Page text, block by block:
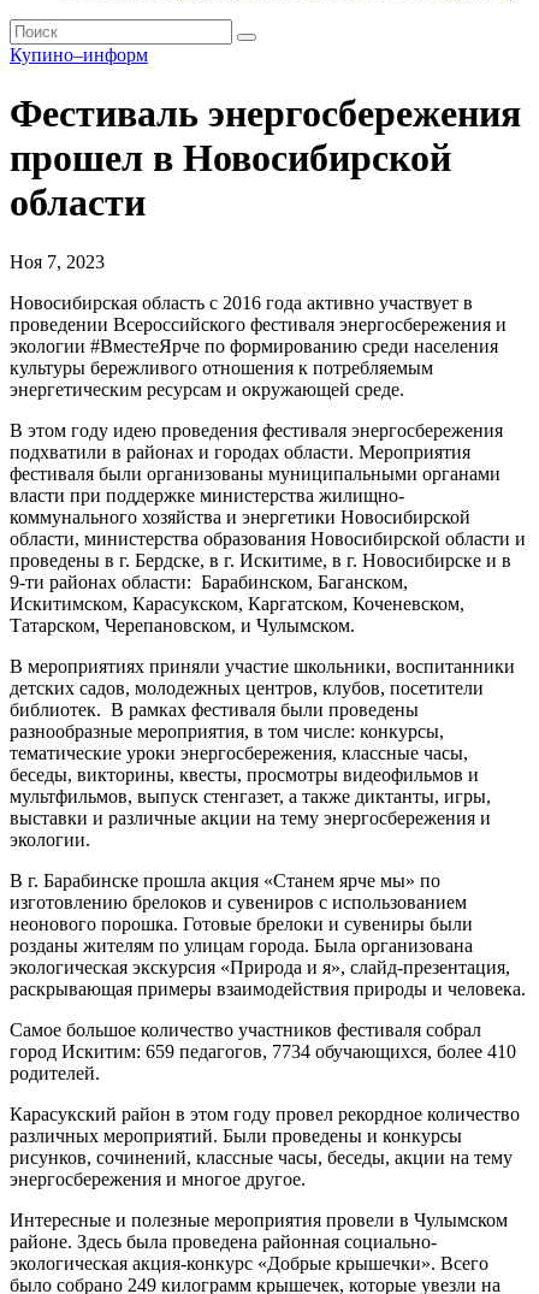
Купино–информ
Фестиваль энергосбережения
прошел в Новосибирской
области
Ноя 7, 2023
Новосибирская область с 2016 года активно участвует в
проведении Всероссийского фестиваля энергосбережения и
экологии #ВместеЯрче по формированию среди населения
культуры бережливого отношения к потребляемым
энергетическим ресурсам и окружающей среде.
В этом году идею проведения фестиваля энергосбережения
подхватили в районах и городах области. Мероприятия
фестиваля были организованы муниципальными органами
власти при поддержке министерства жилищно-
коммунального хозяйства и энергетики Новосибирской
области, министерства образования Новосибирской области и
проведены в г. Бердске, в г. Искитиме, в г. Новосибирске и в
9-ти районах области: Барабинском, Баганском,
Искитимском, Карасукском, Каргатском, Коченевском,
Татарском, Черепановском, и Чулымском.
В мероприятиях приняли участие школьники, воспитанники
детских садов, молодежных центров, клубов, посетители
библиотек. В рамках фестиваля были проведены
разнообразные мероприятия, в том числе: конкурсы,
тематические уроки энергосбережения, классные часы,
беседы, викторины, квесты, просмотры видеофильмов и
мультфильмов, выпуск стенгазет, а также диктанты, игры,
выставки и различные акции на тему энергосбережения и
экологии.
В г. Барабинске прошла акция «Станем ярче мы» по
изготовлению брелоков и сувениров с использованием
неонового порошка. Готовые брелоки и сувениры были
розданы жителям по улицам города. Была организована
экологическая экскурсия «Природа и я», слайд-презентация,
раскрывающая примеры взаимодействия природы и человека.
Самое большое количество участников фестиваля собрал
город Искитим: 659 педагогов, 7734 обучающихся, более 410
родителей.
Карасукский район в этом году провел рекордное количество
различных мероприятий. Были проведены и конкурсы
рисунков, сочинений, классные часы, беседы, акции на тему
энергосбережения и многое другое.
Интересные и полезные мероприятия провели в Чулымском
районе. Здесь была проведена районная социально-
экологическая акция-конкурс «Добрые крышечки». Всего
было собрано 249 килограмм крышечек, которые увезли на